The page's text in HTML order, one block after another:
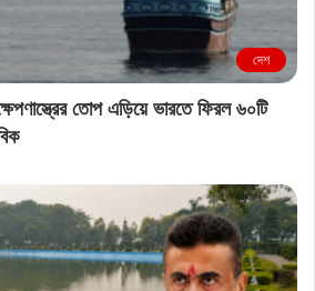
দেশ
তোপ এড়িয়ে ভারতে ফিরল ৬০টি